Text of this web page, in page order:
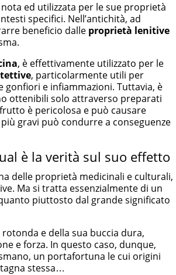
nota ed utilizzata per le sue proprietà
specifici. Nell’antichità, ad
beneficio dalle proprietà lenitive
, è effettivamente utilizzato per le
, particolarmente utili per
e infiammazioni. Tuttavia, è
ottenibili solo attraverso preparati
è pericolosa e può causare
gravi può condurre a conseguenze
è la verità sul suo effetto
delle proprietà medicinali e culturali,
Ma si tratta essenzialmente di un
piuttosto dal grande significato
rotonda e della sua buccia dura,
e forza. In questo caso, dunque,
un portafortuna le cui origini
stessa…